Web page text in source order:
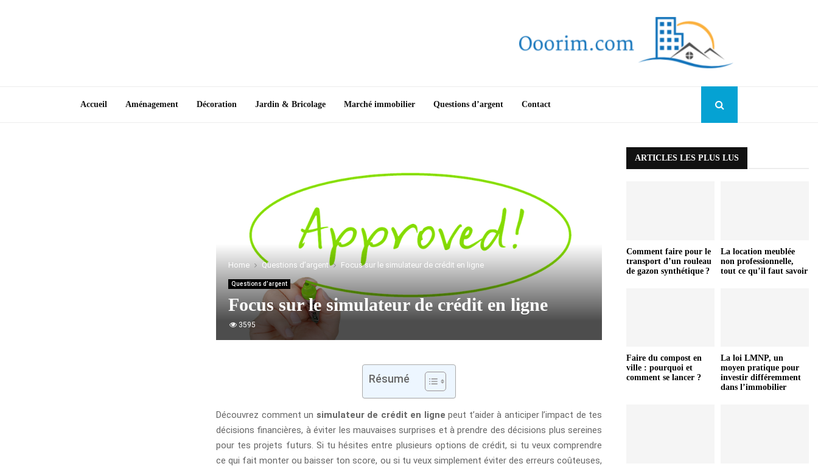
Accueil Aménagement Décoration Jardin & Bricolage Marché immobilier Questions d’argent Contact
Home Questions d’argent Focus sur le simulateur de crédit en ligne
Questions d’argent
Focus sur le simulateur de crédit en ligne
3595
Résumé
Découvrez comment un simulateur de crédit en ligne peut t’aider à anticiper l’impact de tes
décisions financières, à éviter les mauvaises surprises et à prendre des décisions plus sereines
pour tes projets futurs. Si tu hésites entre plusieurs options de crédit, si tu veux comprendre
ce qui fait monter ou baisser ton score, ou si tu veux simplement éviter des erreurs coûteuses,
ARTICLES LES PLUS LUS
Comment faire pour le
transport d’un rouleau
de gazon synthétique ?
La location meublée
non professionnelle,
tout ce qu’il faut savoir
Faire du compost en
ville : pourquoi et
comment se lancer ?
La loi LMNP, un
moyen pratique pour
investir différemment
dans l’immobilier